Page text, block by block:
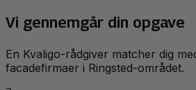
Vi gennemgår din opgave
En Kvaligo-rådgiver matcher dig
facadefirmaer i Ringsted-området.